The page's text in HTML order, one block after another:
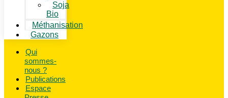
Soja
Bio
Méthanisation
Gazons
Qui
sommes-
nous ?
Publications
Espace